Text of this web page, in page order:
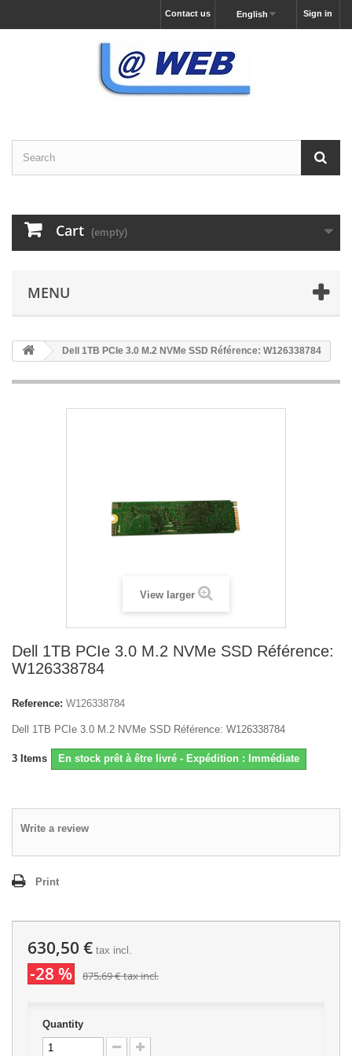
Sign in
English
Contact us
Cart (empty)
MENU
Dell 1TB PCIe 3.0 M.2 NVMe SSD Référence: W126338784
View larger
Dell 1TB PCIe 3.0 M.2 NVMe SSD Référence:
W126338784
Reference: W126338784
Dell 1TB PCIe 3.0 M.2 NVMe SSD Référence: W126338784
3 Items En stock prêt à être livré - Expédition : Immédiate
Write a review
Print
630,50 € tax incl.
-28 % 875,69 €tax incl.
Quantity